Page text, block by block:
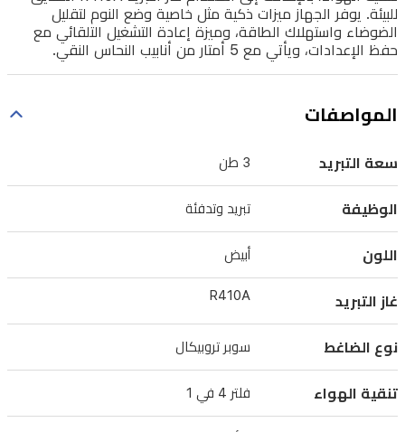
خصيصاً
لتحمل
أقسى
المناخية.
بتقنية
المعالجة
الذهبية
الخارجية
لمقاومة
التآكل،
وفلتر
4
للبيئة. يوفر الجهاز ميزات ذكية مثل خاصية وضع النوم لتقليل
الضوضاء واستهلاك الطاقة، وميزة إعادة التشغيل التلقائي مع
حفظ الإعدادات، ويأتي مع 5 أمتار من أنابيب النحاس النقي.
المواصفات
سعة التبريد 3 طن
الوظيفة تبريد وتدفئة
اللون أبيض
غاز التبريد R410A
نوع الضاغط سوبر تروبيكال
تنقية الهواء فلتر 4 في 1